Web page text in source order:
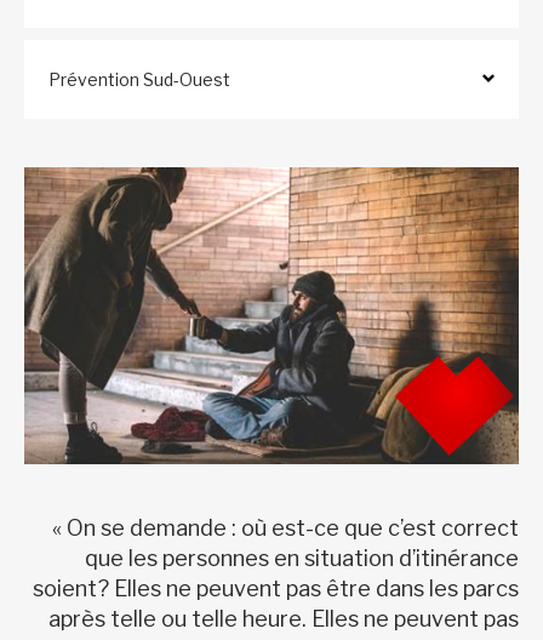
Prévention Sud-Ouest
« On se demande : où est-ce que c’est correct
que les personnes en situation d’itinérance
soient? Elles ne peuvent pas être dans les parcs
après telle ou telle heure. Elles ne peuvent pas